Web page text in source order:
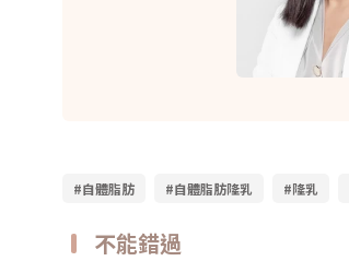
#自體脂肪 #自體脂肪隆乳 #隆乳
不能錯過